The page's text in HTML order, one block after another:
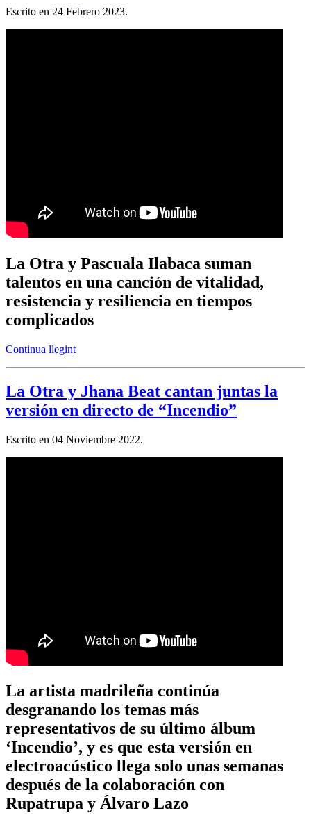
Escrito en 24 Febrero 2023.
La Otra y Pascuala Ilabaca suman
talentos en una canción de vitalidad,
resistencia y resiliencia en tiempos
complicados
Continua llegint
La Otra y Jhana Beat cantan juntas la
versión en directo de “Incendio”
Escrito en 04 Noviembre 2022.
La artista madrileña continúa
desgranando los temas más
representativos de su último álbum
‘Incendio’, y es que esta versión en
electroacústico llega solo unas semanas
después de la colaboración con
Rupatrupa y Álvaro Lazo